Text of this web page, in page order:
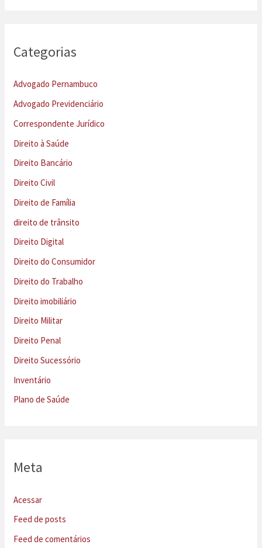
Categorias
Advogado Pernambuco
Advogado Previdenciário
Correspondente Jurídico
Direito à Saúde
Direito Bancário
Direito Civil
Direito de Família
direito de trânsito
Direito Digital
Direito do Consumidor
Direito do Trabalho
Direito imobiliário
Direito Militar
Direito Penal
Direito Sucessório
Inventário
Plano de Saúde
Meta
Acessar
Feed de posts
Feed de comentários